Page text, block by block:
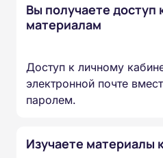
Вы получаете доступ
материалам
Доступ к личному
электронной почте
паролем.
Изучаете материалы